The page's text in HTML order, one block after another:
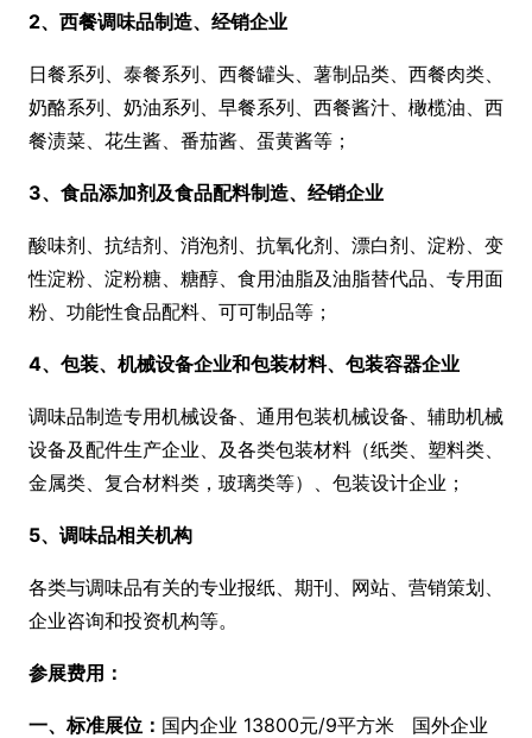
2、西餐调味品制造、经销企业
日餐系列、泰餐系列、西餐罐头、薯制品类、西餐肉类、
奶酪系列、奶油系列、早餐系列、西餐酱汁、橄榄油、西
餐渍菜、花生酱、番茄酱、蛋黄酱等；
3、食品添加剂及食品配料制造、经销企业
酸味剂、抗结剂、消泡剂、抗氧化剂、漂白剂、淀粉、变
性淀粉、淀粉糖、糖醇、食用油脂及油脂替代品、专用面
粉、功能性食品配料、可可制品等；
4、包装、机械设备企业和包装材料、包装容器企业
调味品制造专用机械设备、通用包装机械设备、辅助机械
设备及配件生产企业、及各类包装材料（纸类、塑料类、
金属类、复合材料类，玻璃类等）、包装设计企业；
5、调味品相关机构
各类与调味品有关的专业报纸、期刊、网站、营销策划、
企业咨询和投资机构等。
参展费用 ：
一、标准展位： 国内企业 13800元/9平方米 国外企业